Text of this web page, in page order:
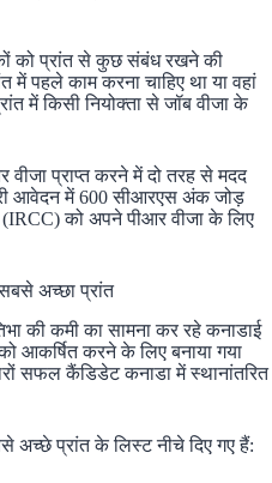
को प्रांत से कुछ संबंध रखने की
में पहले काम करना चाहिए था या वहां
में किसी नियोक्ता से जॉब वीजा के
प्राप्त करने में दो तरह से मदद
आवेदन में 600 सीआरएस अंक जोड़
को अपने पीआर वीजा के लिए
सबसे अच्छा प्रांत
की कमी का सामना कर रहे कनाडाई
आकर्षित करने के लिए बनाया गया
सफल कैंडिडेट कनाडा में स्थानांतरित
अच्छे प्रांत के लिस्ट नीचे दिए गए हैं: